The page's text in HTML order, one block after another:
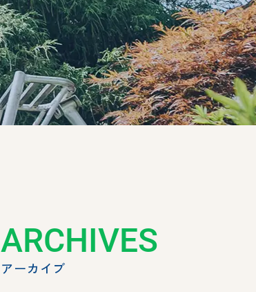
ARCHIVES
アーカイブ